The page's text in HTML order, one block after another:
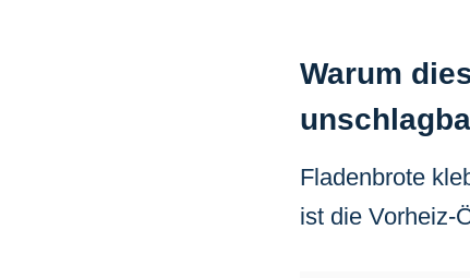
Warum
Fladenbrote
ist die Vorheiz-